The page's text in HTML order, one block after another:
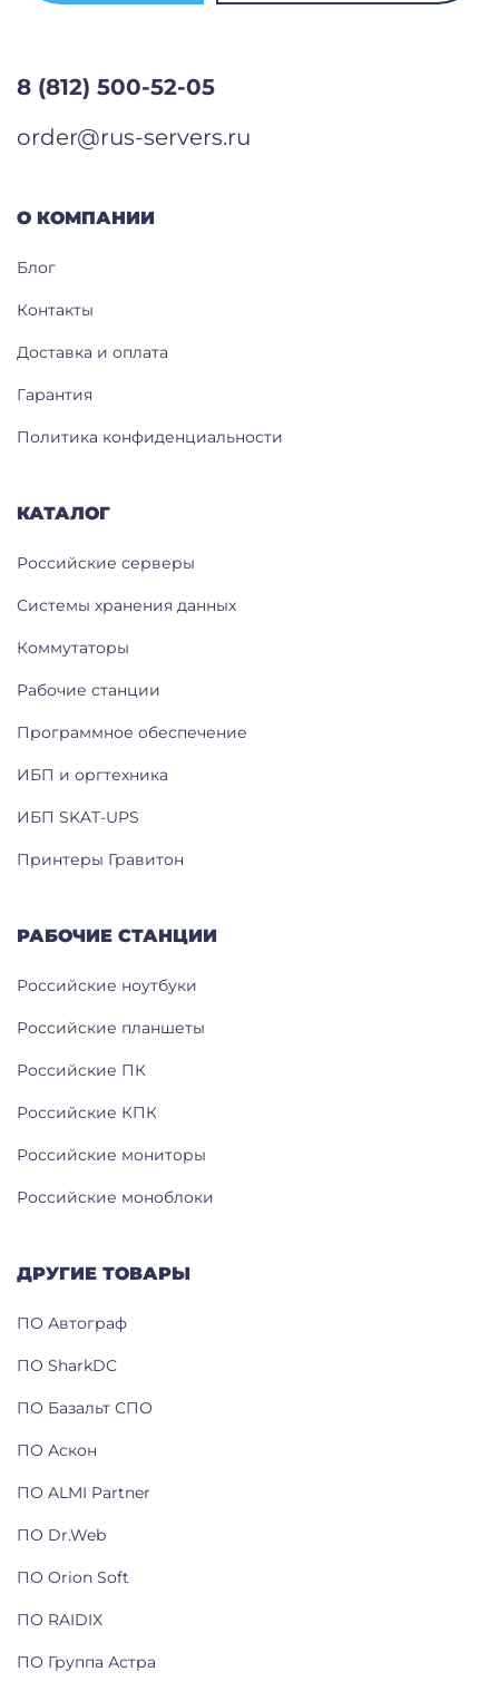
КАТАЛОГ
Российские серверы
Системы хранения данных
Коммутаторы
Рабочие станции
Программное обеспечение
ИБП и оргтехника
ИБП SKAT-UPS
Принтеры Гравитон
РАБОЧИЕ СТАНЦИИ
Российские ноутбуки
Российские планшеты
Российские ПК
Российские КПК
Российские мониторы
Российские моноблоки
ДРУГИЕ ТОВАРЫ
ПО Автограф
ПО SharkDC
ПО Базальт СПО
ПО Аскон
ПО ALMI Partner
ПО Dr.Web
ПО Orion Soft
ПО RAIDIX
ПО Группа Астра
О КОМПАНИИ
Блог
Контакты
Доставка и оплата
Гарантия
Политика конфиденциальности
8 (812) 500-52-05
order@rus-servers.ru